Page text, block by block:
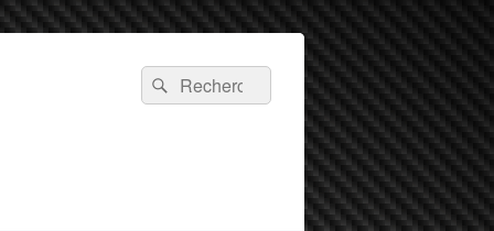
Recherche :
Rechercher